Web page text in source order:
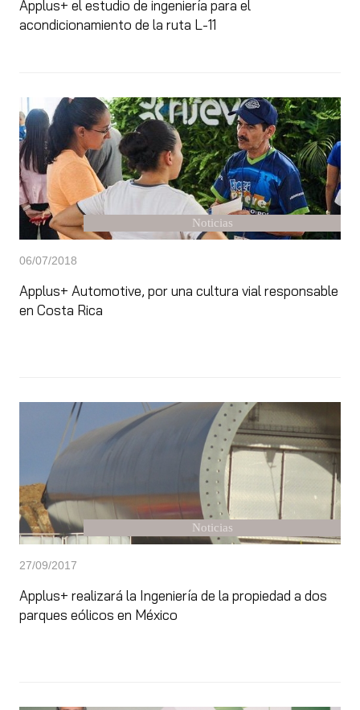
Applus+ el estudio de ingeniería para el
acondicionamiento de la ruta L-11
Noticias
06/07/2018
Applus+ Automotive, por una cultura vial responsable
en Costa Rica
Noticias
27/09/2017
Applus+ realizará la Ingeniería de la propiedad a dos
parques eólicos en México